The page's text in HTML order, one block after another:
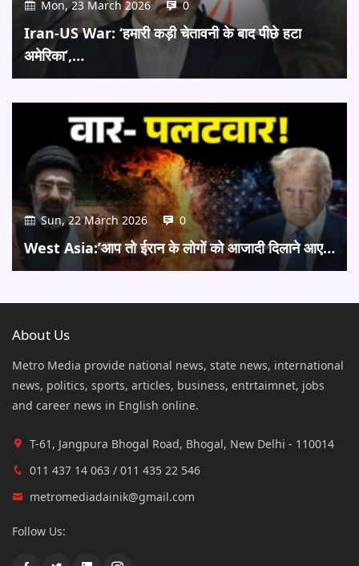
Mon, 23 March 2026 0
Iran-US War: ‘हमारी कड़ी चेतावनी के बाद पीछे हटा
अमेरिका’,…
Sun, 22 March 2026 0
West Asia:’आप तो ईरान के लोगों को आजादी दिलाने आए…
About Us
Metro Media provide national news, state news, international
news, politics, sports, articles, business, entrtaimnet, jobs
and career news in English online.
T-61, Jangpura Bhogal Road, Bhogal, New Delhi - 110014
011 437 14 063 / 011 435 22 546
metromediadainik@gmail.com
Follow Us: